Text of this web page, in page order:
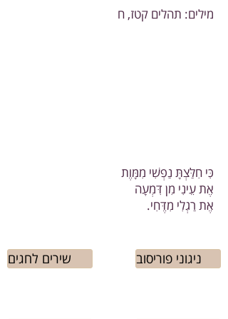
מילים: תהלים קטז, ח
כִּי חִלַּצְתָּ נַפְשִׁי מִמָּוֶת
אֶת עֵינִי מִן דִּמְעָה
אֶת רַגְלִי מִדֶּחִי.
ניגוני פוריסוב שירים לחגים